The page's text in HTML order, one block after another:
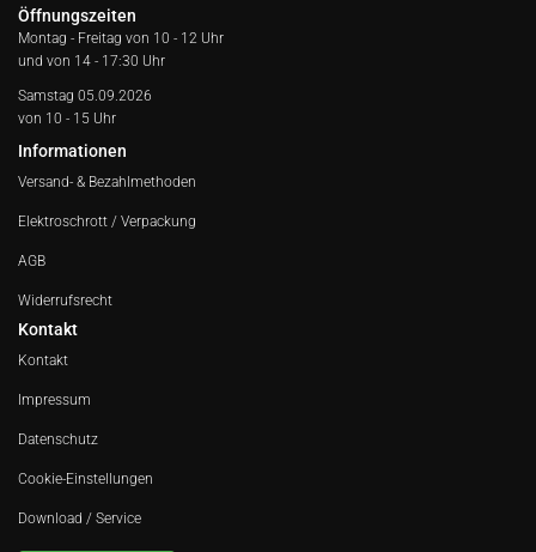
Öffnungszeiten
Montag - Freitag von 10 - 12 Uhr
und von 14 - 17:30 Uhr
Samstag 05.09.2026
von 10 - 15 Uhr
Informationen
Versand- & Bezahlmethoden
Elektroschrott / Verpackung
AGB
Widerrufsrecht
Kontakt
Kontakt
Impressum
Datenschutz
Cookie-Einstellungen
Download / Service